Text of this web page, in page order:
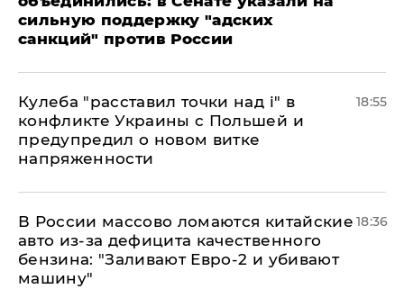
сильную поддержку "адских
санкций" против России
Кулеба "расставил точки над і" в
конфликте Украины с Польшей и
предупредил о новом витке
напряженности
18:55
В России массово ломаются китайские
авто из-за дефицита качественного
бензина: "Заливают Евро-2 и убивают
машину"
18:36